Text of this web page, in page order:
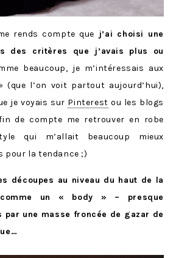
rends compte que j’ai choisi une
des critères que j’avais plus ou
beaucoup, je m’intéressais aux
(que l’on voit partout aujourd’hui),
je voyais sur Pinterest ou les blogs
de compte me retrouver en robe
qui m’allait beaucoup mieux
pour la tendance ;)
découpes au niveau du haut de la
un « body » – presque
par une masse froncée de gazar de